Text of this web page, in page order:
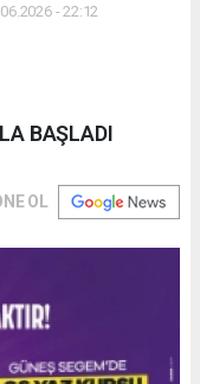
- 22:12
BAŞLADI
OL